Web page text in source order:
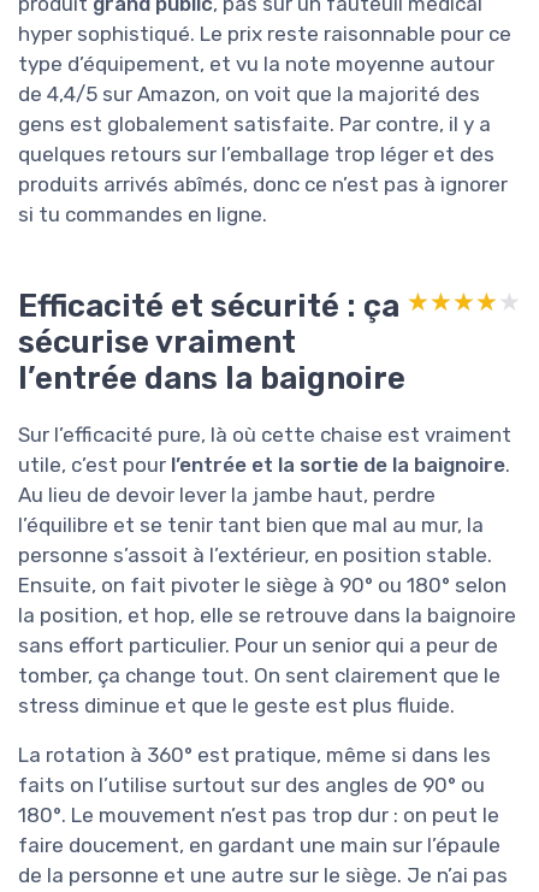
hyper sophistiqué. Le prix reste raisonnable pour ce
type d’équipement, et vu la note moyenne autour
de 4,4/5 sur Amazon, on voit que la majorité des
gens est globalement satisfaite. Par contre, il y a
quelques retours sur l’emballage trop léger et des
produits arrivés abîmés, donc ce n’est pas à ignorer
si tu commandes en ligne.
Efficacité et sécurité : ça
sécurise vraiment
l’entrée dans la baignoire
★★★★★
★★★★★
Sur l’efficacité pure, là où cette chaise est vraiment
utile, c’est pour l’entrée et la sortie de la baignoire.
Au lieu de devoir lever la jambe haut, perdre
l’équilibre et se tenir tant bien que mal au mur, la
personne s’assoit à l’extérieur, en position stable.
Ensuite, on fait pivoter le siège à 90° ou 180° selon
la position, et hop, elle se retrouve dans la baignoire
sans effort particulier. Pour un senior qui a peur de
tomber, ça change tout. On sent clairement que le
stress diminue et que le geste est plus fluide.
La rotation à 360° est pratique, même si dans les
faits on l’utilise surtout sur des angles de 90° ou
180°. Le mouvement n’est pas trop dur : on peut le
faire doucement, en gardant une main sur l’épaule
de la personne et une autre sur le siège. Je n’ai pas